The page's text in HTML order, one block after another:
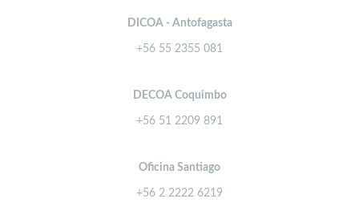
DICOA - Antofagasta
+56 55 2355 081
DECOA Coquimbo
+56 51 2209 891
Oficina Santiago
+56 2 2222 6219